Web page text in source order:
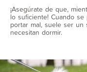
¡Asegúrate de que,
lo suficiente! Cuando
portar mal, suele ser
necesitan dormir.